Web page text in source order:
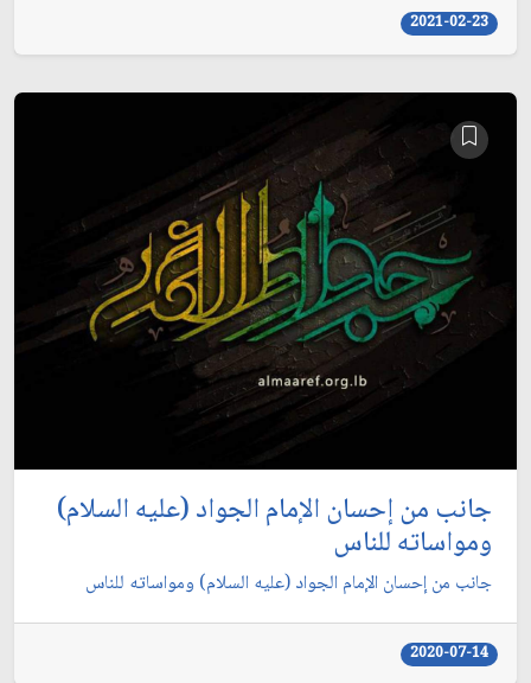
2021-02-23
جانب من إحسان الإمام الجواد (عليه السلام)
ومواساته للناس
جانب من إحسان الإمام الجواد (عليه السلام) ومواساته للناس
2020-07-14